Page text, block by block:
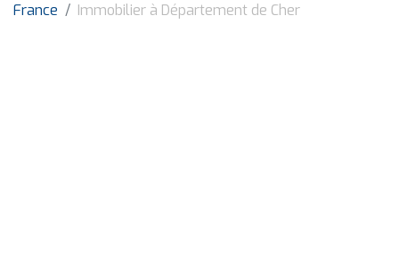
France Immobilier à Département de Cher